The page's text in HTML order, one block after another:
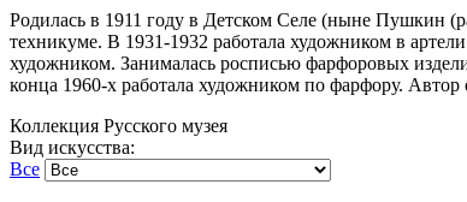
Родилась в 1911 году в Детском Селе (ныне Пушкин
техникуме. В 1931-1932 работала художником в
художником. Занималась росписью фарфоровых
конца 1960-х работала художником по фарфору.
Коллекция Русского музея
Вид искусства:
Все